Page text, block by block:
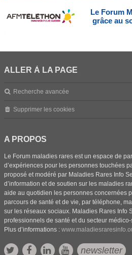
Le Forum
grâce au
ALLER À LA PAGE
Recherche avancée
Supprimer les cookies
A PROPOS
Le Forum maladies rares est un espace de
d’expériences pour les personnes touchées
proposé et modéré par Maladies Rares Info
d’information et de soutien sur les maladies
aide au quotidien les personnes concernées
parcours de santé et de vie, par téléphone,
sur les réseaux sociaux. Maladies Rares Info
professionnels de santé et du secteur
Plus d’informations :
newsletter